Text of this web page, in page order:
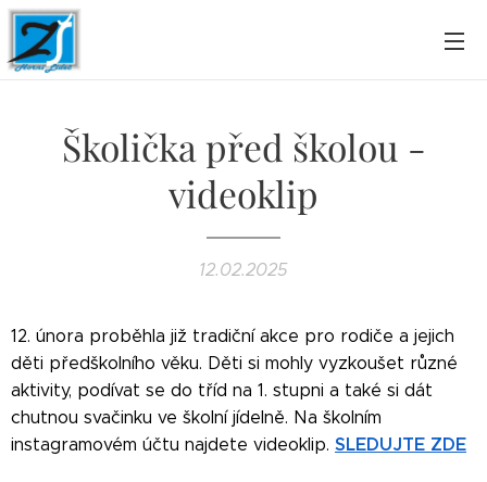
Školička před školou -
videoklip
12.02.2025
12. února proběhla již tradiční akce pro rodiče a jejich
děti předškolního věku. Děti si mohly vyzkoušet různé
aktivity, podívat se do tříd na 1. stupni a také si dát
chutnou svačinku ve školní jídelně. Na školním
instagramovém účtu najdete videoklip. SLEDUJTE ZDE